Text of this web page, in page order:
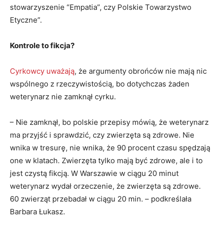
stowarzyszenie “Empatia”, czy Polskie Towarzystwo
Etyczne”.
Kontrole to fikcja?
Cyrkowcy uważają, że argumenty obrońców nie mają nic
wspólnego z rzeczywistością, bo dotychczas żaden
weterynarz nie zamknął cyrku.
– Nie zamknął, bo polskie przepisy mówią, że weterynarz
ma przyjść i sprawdzić, czy zwierzęta są zdrowe. Nie
wnika w tresurę, nie wnika, że 90 procent czasu spędzają
one w klatach. Zwierzęta tylko mają być zdrowe, ale i to
jest czystą fikcją. W Warszawie w ciągu 20 minut
weterynarz wydał orzeczenie, że zwierzęta są zdrowe.
60 zwierząt przebadał w ciągu 20 min. – podkreślała
Barbara Łukasz.